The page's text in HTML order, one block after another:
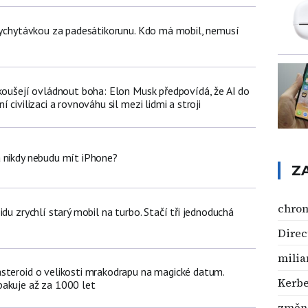
za padesátikorunu. Kdo má mobil, nemusí
ovládnout boha: Elon Musk předpovídá, že AI do
civilizaci a rovnováhu sil mezi lidmi a stroji
nebudu mít iPhone?
zrychlí starý mobil na turbo. Stačí tři jednoduchá
o velikosti mrakodrapu na magické datum.
až za 1000 let